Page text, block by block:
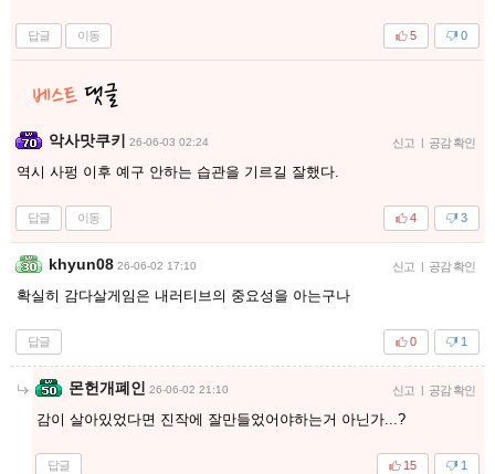
답글 이동 0
5
악사맛쿠키 26-06-03 02:24 신고 | 공감 확인
역시 사펑 이후 예구 안하는 습관을 기르길 잘했다.
답글 이동 3
4
khyun08 26-06-02 17:10 신고 | 공감 확인
확실히 감다살게임은 내러티브의 중요성을 아는구나
답글 1
0
몬헌개폐인 26-06-02 21:10 신고 | 공감 확인
감이 살아있었다면 진작에 잘만들었어야하는거 아닌가...?
답글 1
15